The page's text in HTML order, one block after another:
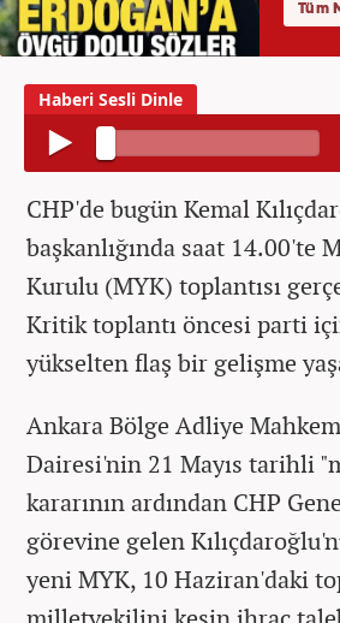
CHP'de bugün Kemal
başkanlığında saat 14.00'te
Kurulu (MYK) toplantısı
Kritik toplantı öncesi parti
yükselten flaş bir gelişme
Ankara Bölge Adliye
Dairesi'nin 21 Mayıs tarihli
kararının ardından CHP
görevine gelen
yeni MYK, 10 Haziran'daki